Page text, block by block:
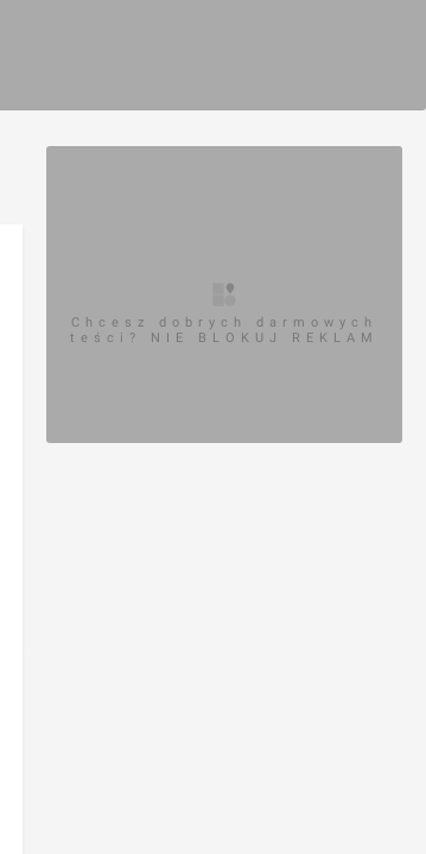
Chcesz dobrych darmowych
teści? NIE BLOKUJ REKLAM